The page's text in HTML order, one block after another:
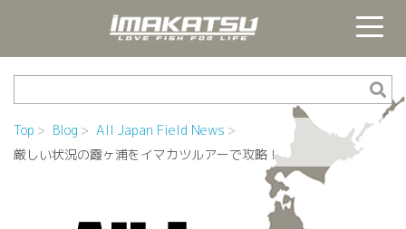
Top Blog
All Japan Field News
厳しい状況の霞ヶ浦をイマカツルアーで攻略！